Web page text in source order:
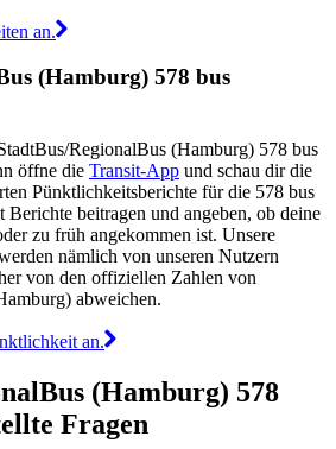
an.
(Hamburg) 578 bus
RegionalBus (Hamburg) 578 bus
öffne die Transit-App und schau dir die
Pünktlichkeitsberichte für die 578 bus
Berichte beitragen und angeben, ob deine
zu früh angekommen ist. Unsere
nämlich von unseren Nutzern
von den offiziellen Zahlen von
abweichen.
an.
(Hamburg) 578
Fragen